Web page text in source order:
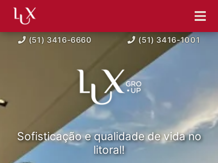
(51) 3416-6660 (51) 3416-1001
Sofisticação e qualidade de vida no
litoral!